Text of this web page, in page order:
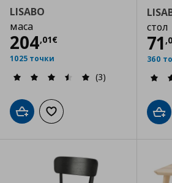
LISABO
маса
204,01€
Цена
1025 точки
(3)
Добави в кошницата
Добави към списъка с
стол
71 ,
360